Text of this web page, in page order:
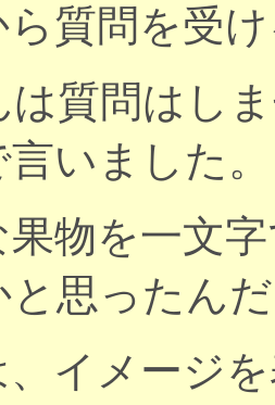
ら質問を受
は質問はし
いました。
果物を一文
と思ったん
、イメージ